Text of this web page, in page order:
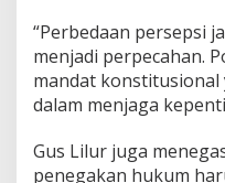
“Perbedaan persepsi
menjadi perpecahan.
mandat
dalam menjaga
Gus Lilur juga
penegakan hukum